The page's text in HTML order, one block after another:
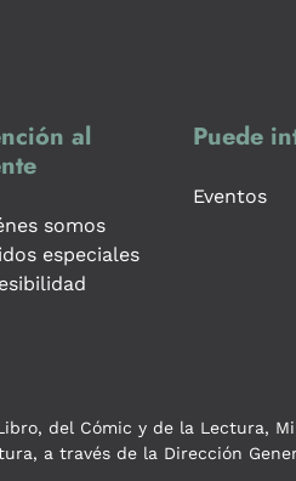
al
somos
especiales
Puede
Eventos
del Cómic y de la Lectura,
a través de la Dirección